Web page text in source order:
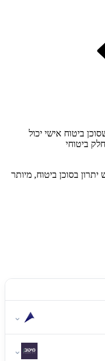
ביטוח אישי יכול
ביטוחי
בסוכן ביטוח, מיותר
⌄
⌄